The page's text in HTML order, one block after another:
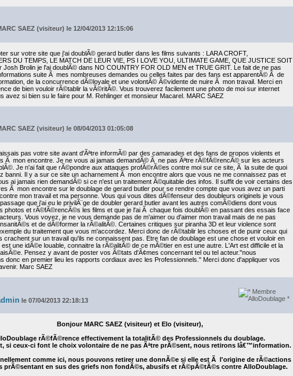
SAEZ (visiteur) le 12/04/2013 12:15:06
sur votre site que j'ai doublÃ© gerard butler dans les films suivants : LARA CROFT,
DU TEMPS, LE MATCH DE LEUR VIE, PS I LOVE YOU, ULTIMATE GAME, QUE JUSTICE SOIT
Josh Brolin je l'ai doublÃ© dans NO COUNTRY FOR OLD MEN et TRUE GRIT. Le fait de ne pas
suite Ã mes nombreuses demandes ou celles faites par des fans est apparentÃ© Ã de
de la concurrence dÃ©loyale et une volontÃ© Ã©vidente de nuire Ã mon travail. Merci en
de bien vouloir rÃ©tablir la vÃ©ritÃ©. Vous trouverez facilement une photo de moi sur internet
avez si bien su le faire pour M. Rehlinger et monsieur Macarel. MARC SAEZ
SAEZ (visiteur) le 08/04/2013 01:05:08
pas votre site avant d'Ãªtre informÃ© par des camarades et des fans de propos violents et
Ã mon encontre. Je ne vous ai jamais demandÃ© Ã ne pas Ãªtre rÃ©fÃ©rencÃ© sur les acteurs
Je n'ai fait que rÃ©pondre aux attaques profÃ©rÃ©es contre moi sur ce site, Ã la suite de quoi
banni. Il y a sur ce site un acharnement Ã mon encontre alors que vous ne me connaissez pas et
ai jamais rien demandÃ© si ce n'est un traitement Ã©quitable des infos. Il suffit de voir certains des
Ã mon encontre sur le doublage de gerard butler pour se rendre compte que vous avez un parti
mon travail et ma personne. Vous qui vous dites dÃ©fenseur des doubleurs originels je vous
que j'ai eu le privilÃ¨ge de doubler gerard butler avant les autres comÃ©diens dont vous
photos et rÃ©fÃ©rencÃ©s les films et que je l'ai Ã chaque fois doublÃ© en passant des essais face
Vous voyez, je ne vous demande pas de m'aimer ou d'aimer mon travail mais de ne pas
et de dÃ©former la rÃ©alitÃ©. Certaines critiques sur piranha 3D et leur violence sont
du traitement que vous m'accordez. Merci donc de rÃ©tablir les choses et de punir ceux qui
crachent sur un travail qu'ils ne connaissent pas. Etre fan de doublage est une chose et vouloir en
est une idÃ©e louable, connaitre la rÃ©alitÃ© de ce mÃ©tier en est une autre. L'Art est difficile et la
Pensez y avant de poster vos Ã©tats d'Ã¢mes concernant tel ou tel acteur."nous
donc en premier lieu les rapports cordiaux avec les Professionnels." Merci donc d'appliquer vos
Marc SAEZ
le 07/04/2013 22:18:13
Bonjour MARC SAEZ (visiteur) et Elo (visiteur),
rÃ©fÃ©rence effectivement la totalitÃ© des Professionnels du doublage.
si ceux-ci font le choix volontaire de ne pas Ãªtre prÃ©sent, nous retirons lâ€™information.
comme ici, nous pouvons retirer une donnÃ©e si elle est Ã l'origine de rÃ©actions
prÃ©sentant en sus des griefs non fondÃ©s, abusifs et rÃ©pÃ©tÃ©s contre AlloDoublage.